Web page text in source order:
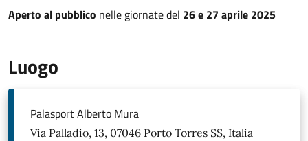
Aperto al pubblico nelle giornate del 26 e 27 aprile 2025
Luogo
Palasport Alberto Mura
Via Palladio, 13, 07046 Porto Torres SS, Italia